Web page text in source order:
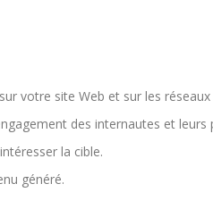
votre site Web et sur les réseaux
des internautes et leurs
la cible.
généré.